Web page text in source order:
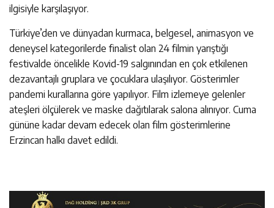
ilgisiyle karşılaşıyor.
Türkiye’den ve dünyadan kurmaca, belgesel, animasyon ve
deneysel kategorilerde finalist olan 24 filmin yarıştığı
festivalde öncelikle Kovid-19 salgınından en çok etkilenen
dezavantajlı gruplara ve çocuklara ulaşılıyor. Gösterimler
pandemi kurallarına göre yapılıyor. Film izlemeye gelenler
ateşleri ölçülerek ve maske dağıtılarak salona alınıyor. Cuma
gününe kadar devam edecek olan film gösterimlerine
Erzincan halkı davet edildi.